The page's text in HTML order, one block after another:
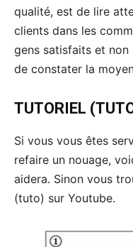
qualité, est de lire
clients dans les
gens satisfaits et
de constater la
TUTORIEL
Si vous vous êtes
refaire un nouage,
aidera. Sinon vous
(tuto) sur Youtube.